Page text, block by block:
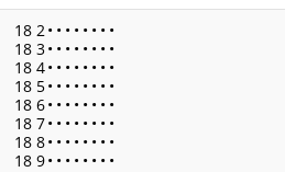
18 2• • • • • • • •
18 3• • • • • • • •
18 4• • • • • • • •
18 5• • • • • • • •
18 6• • • • • • • •
18 7• • • • • • • •
18 8• • • • • • • •
18 9• • • • • • • •